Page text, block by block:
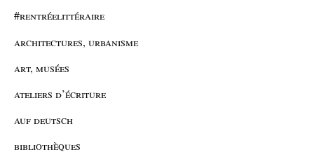
#rentréelittéraire
architectures, urbanisme
art, musées
ateliers d’écriture
auf deutsch
bibliothèques